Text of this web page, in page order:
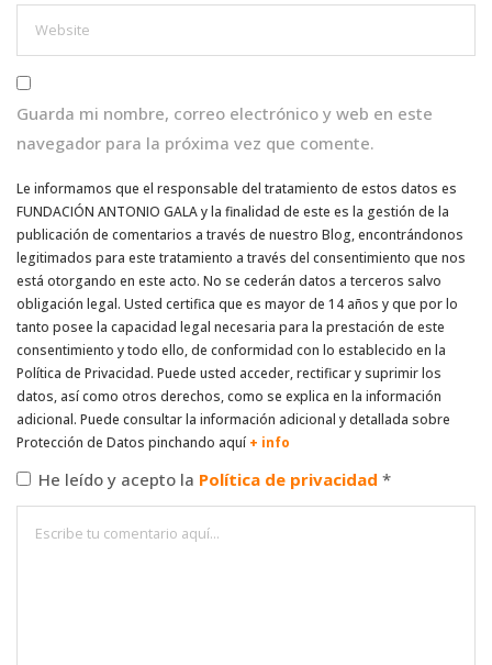
Guarda mi nombre, correo electrónico y web en este
navegador para la próxima vez que comente.
Le informamos que el responsable del tratamiento de estos datos es
FUNDACIÓN ANTONIO GALA y la finalidad de este es la gestión de la
publicación de comentarios a través de nuestro Blog, encontrándonos
legitimados para este tratamiento a través del consentimiento que nos
está otorgando en este acto. No se cederán datos a terceros salvo
obligación legal. Usted certifica que es mayor de 14 años y que por lo
tanto posee la capacidad legal necesaria para la prestación de este
consentimiento y todo ello, de conformidad con lo establecido en la
Política de Privacidad. Puede usted acceder, rectificar y suprimir los
datos, así como otros derechos, como se explica en la información
adicional. Puede consultar la información adicional y detallada sobre
Protección de Datos pinchando aquí + info
He leído y acepto la Política de privacidad *